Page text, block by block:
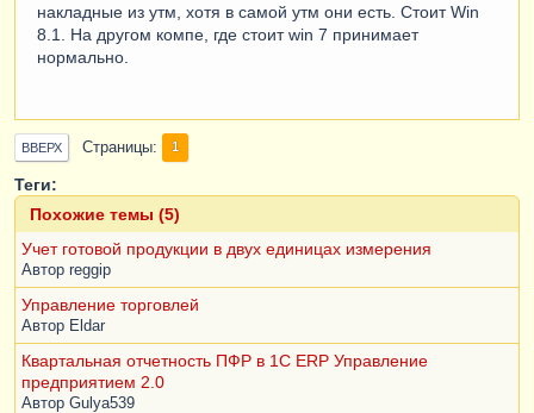
накладные из утм, хотя в самой утм они есть. Стоит Win
8.1. На другом компе, где стоит win 7 принимает
нормально.
ВВЕРХ Страницы 1
Теги:
Похожие темы (5)
Учет готовой продукции в двух единицах измерения
Автор reggip
Управление торговлей
Автор Eldar
Квартальная отчетность ПФР в 1C ERP Управление
предприятием 2.0
Автор Gulya539